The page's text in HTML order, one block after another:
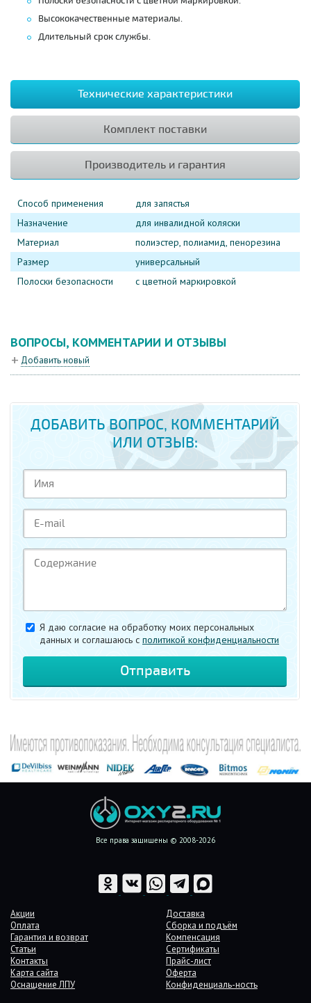
Высококачественные материалы.
Длительный срок службы.
Технические характеристики
Комплект поставки
Производитель и гарантия
Способ применения
для запястья
Назначение
для инвалидной коляски
Материал
полиэстер, полиамид, пенорезина
Размер
универсальный
Полоски безопасности
с цветной маркировкой
ВОПРОСЫ, КОММЕНТАРИИ И ОТЗЫВЫ
Добавить новый
ДОБАВИТЬ ВОПРОС, КОММЕНТАРИЙ
ИЛИ ОТЗЫВ:
Я даю согласие на обработку моих персональных
данных и соглашаюсь c политикой конфиденциальности
Все права защищены © 2008-2026
Акции
Доставка
Оплата
Сборка и подъём
Гарантия и возврат
Компенсация
Статьи
Сертификаты
Контакты
Прайс-лист
Карта сайта
Оферта
Оснащение ЛПУ
Конфиденциаль-ность